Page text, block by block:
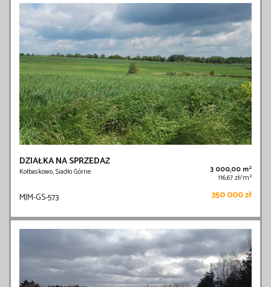
DZIAŁKA NA SPRZEDAŻ
Kołbaskowo, Siadło Górne 3 000,00 m2
116,67 zł/m2
MJM-GS-573 350 000 zł